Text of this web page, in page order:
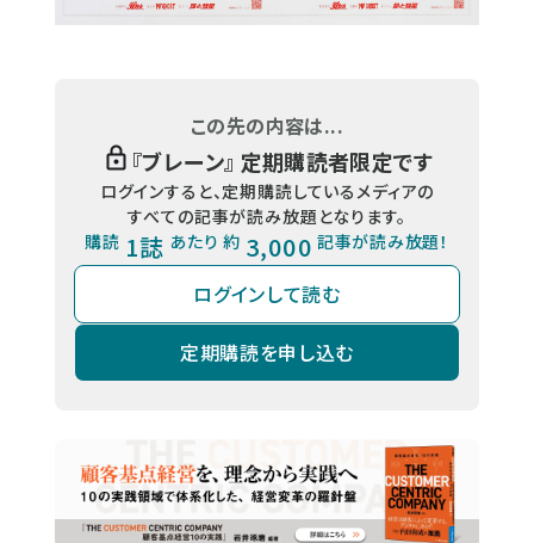
この先の内容は...
『ブレーン』 定期購読者限定です
ログインすると、定期購読しているメディアの
すべての記事が読み放題となります。
購読 1誌 あたり 約 3,000 記事が読み放題！
ログインして読む
定期購読を申し込む